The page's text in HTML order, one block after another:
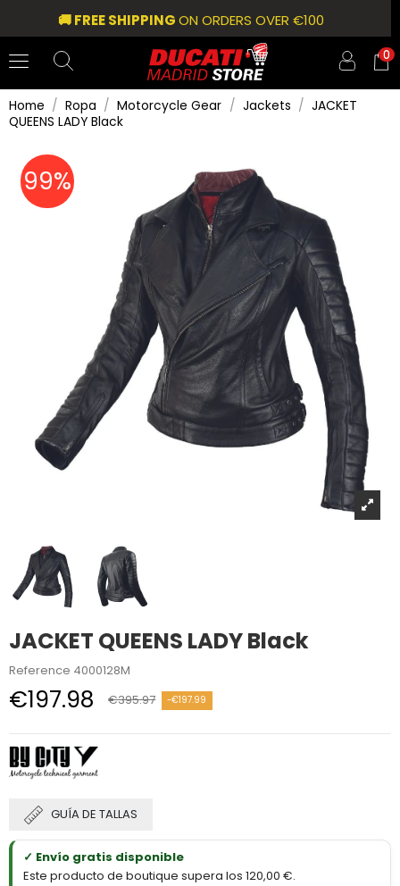
🚚 FREE SHIPPINGON ORDERS OVER €100
0
Home Ropa Motorcycle Gear Jackets
JACKET
QUEENS LADY Black
99%
JACKET QUEENS LADY Black
Reference 4000128M
€197.98 €395.97 -€197.99
GUÍA DE TALLAS
✓ Envío gratis disponible
Este producto de boutique supera los 120,00 €.